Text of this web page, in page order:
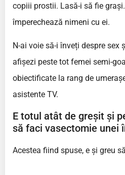
copiii prostii. Lasă-i să fie
împerechează nimeni cu ei.
N-ai voie să-i înveți despre sex
afișezi peste tot femei semi-
obiectificate la rang de
asistente TV.
E totul atât de greșit și
să faci vasectomie unei
Acestea fiind spuse, e și greu